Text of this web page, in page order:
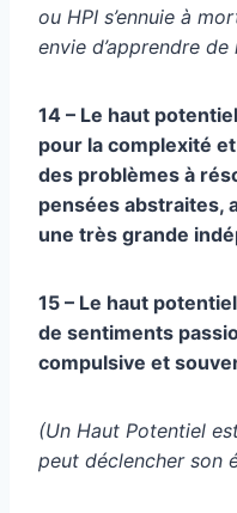
ou HPI s’ennuie à
envie d’apprendre
14 – Le haut
pour la complexité
des problèmes à
pensées abstraites,
une très grande
15 – Le haut
de sentiments
compulsive et
(Un Haut Potentiel
peut déclencher son